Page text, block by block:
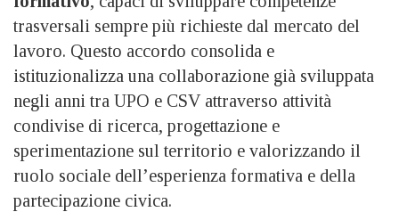
trasversali sempre più richieste dal mercato del
lavoro. Questo accordo consolida e
istituzionalizza una collaborazione già sviluppata
negli anni tra UPO e CSV attraverso attività
condivise di ricerca, progettazione e
sperimentazione sul territorio e valorizzando il
ruolo sociale dell’esperienza formativa e della
partecipazione civica.